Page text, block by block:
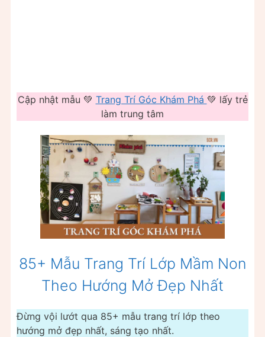
Cập nhật mẫu 💚 Trang Trí Góc Khám Phá 💚 lấy trẻ
làm trung tâm
85+ Mẫu Trang Trí Lớp Mầm Non
Theo Hướng Mở Đẹp Nhất
Đừng vội lướt qua 85+ mẫu trang trí lớp theo
hướng mở đẹp nhất, sáng tạo nhất.